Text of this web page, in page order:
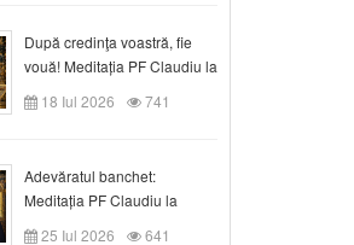
După credinţa voastră, fie
vouă! Meditația PF Claudiu la
duminica a VII-a după Rusalii
18 Iul 2026 741
Adevăratul banchet:
Meditația PF Claudiu la
Duminica a VIII-a după
25 Iul 2026 641